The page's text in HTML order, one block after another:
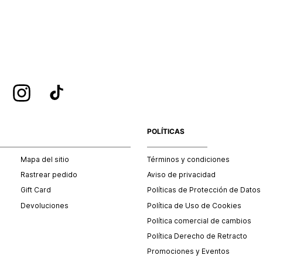
Mapa del sitio
Rastrear pedido
Gift Card
Devoluciones
POLÍTICAS
Términos y condiciones
Aviso de privacidad
Políticas de Protección de Datos
Política de Uso de Cookies
Política comercial de cambios
Política Derecho de Retracto
Promociones y Eventos